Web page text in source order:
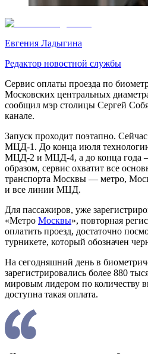
Евгения Ладыгина
Редактор новостной службы
Сервис оплаты проезда по
Московских центральных
сообщил мэр столицы Сергей
канале.
Запуск проходит поэтапно.
МЦД-1. До конца июля
МЦД-2 и МЦД-4, а до конца
образом, сервис охватит все
транспорта Москвы — метро,
и все линии МЦД.
Для пассажиров, уже
«Метро Москвы», повторная
оплатить проезд, достаточно
турникете, который обозначен
На сегодняшний день в
зарегистрировались более 880
мировым лидером по количеству
доступна такая оплата.